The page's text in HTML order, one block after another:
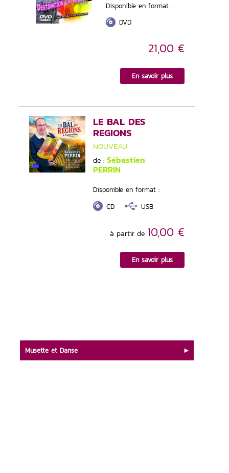
Disponible en format :
DVD
21,00 €
En savoir plus
LE BAL DES
REGIONS
NOUVEAU
de : Sébastien
PERRIN
Disponible en format :
CD
USB
à partir de 10,00 €
En savoir plus
Musette et Danse